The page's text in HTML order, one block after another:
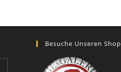
Besuche Unseren Shop